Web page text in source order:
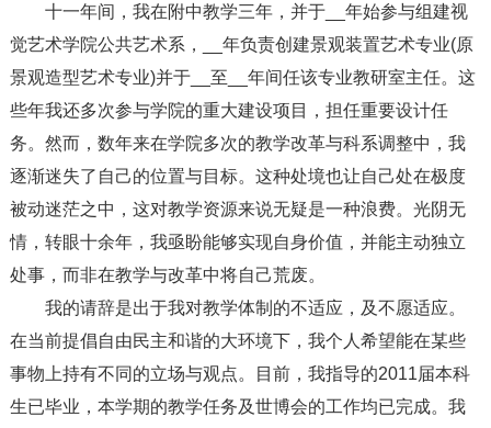
十一年间，我在附中教学三年，并于__年始参与组建视
觉艺术学院公共艺术系，__年负责创建景观装置艺术专业(原
景观造型艺术专业)并于__至__年间任该专业教研室主任。这
些年我还多次参与学院的重大建设项目，担任重要设计任
务。然而，数年来在学院多次的教学改革与科系调整中，我
逐渐迷失了自己的位置与目标。这种处境也让自己处在极度
被动迷茫之中，这对教学资源来说无疑是一种浪费。光阴无
情，转眼十余年，我亟盼能够实现自身价值，并能主动独立
处事，而非在教学与改革中将自己荒废。
我的请辞是出于我对教学体制的不适应，及不愿适应。
在当前提倡自由民主和谐的大环境下，我个人希望能在某些
事物上持有不同的立场与观点。目前，我指导的2011届本科
生已毕业，本学期的教学任务及世博会的工作均已完成。我